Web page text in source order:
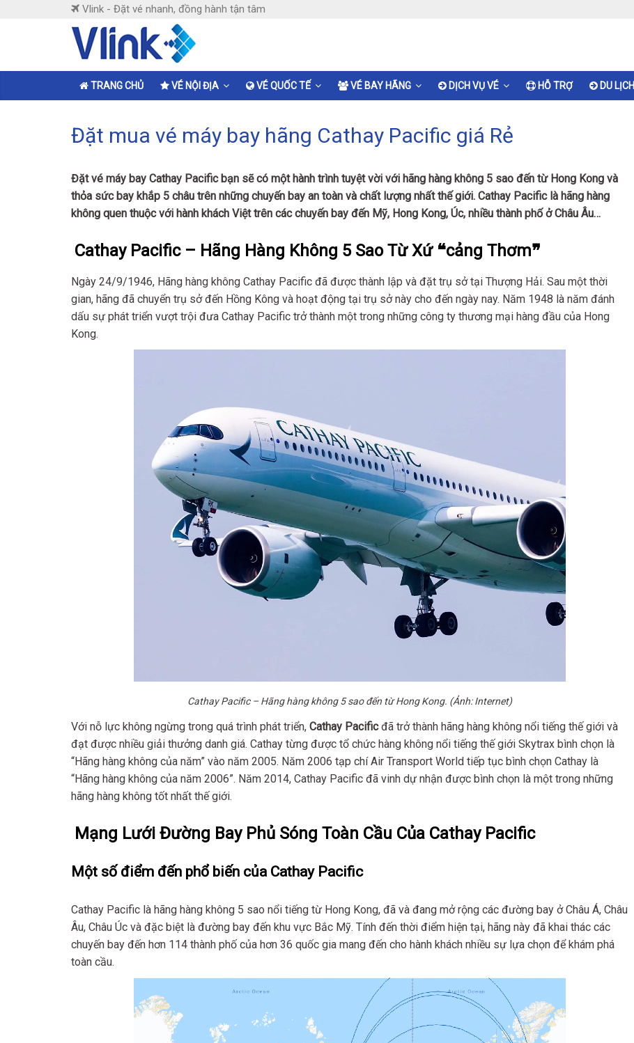
Vlink - Đặt vé nhanh, đồng hành tận tâm
Vlink
Đặt
vé
đồng
tâm
TRANG CHỦ VÉ NỘI ĐỊA VÉ QUỐC TẾ VÉ BAY HÃNG DỊCH VỤ VÉ HỖ TRỢ DU LỊCH
Đặt mua vé máy bay hãng Cathay Pacific giá Rẻ
Đặt vé máy bay Cathay Pacific bạn sẽ có một hành trình tuyệt vời với hãng hàng không 5 sao đến từ Hong Kong và
thỏa sức bay khắp 5 châu trên những chuyến bay an toàn và chất lượng nhất thế giới. Cathay Pacific là hãng hàng
không quen thuộc với hành khách Việt trên các chuyến bay đến Mỹ, Hong Kong, Úc, nhiều thành phố ở Châu Âu…
Cathay Pacific – Hãng Hàng Không 5 Sao Từ Xứ ❝cảng Thơm❞
Ngày 24/9/1946, Hãng hàng không Cathay Pacific đã được thành lập và đặt trụ sở tại Thượng Hải. Sau một thời
gian, hãng đã chuyển trụ sở đến Hồng Kông và hoạt động tại trụ sở này cho đến ngày nay. Năm 1948 là năm đánh
dấu sự phát triển vượt trội đưa Cathay Pacific trở thành một trong những công ty thương mại hàng đầu của Hong
Kong.
Cathay Pacific – Hãng hàng không 5 sao đến từ Hong Kong. (Ảnh: Internet)
Với nỗ lực không ngừng trong quá trình phát triển, Cathay Pacificđã trở thành hãng hàng không nổi tiếng thế giới và
đạt được nhiều giải thưởng danh giá. Cathay từng được tổ chức hàng không nổi tiếng thế giới Skytrax bình chọn là
“Hãng hàng không của năm” vào năm 2005. Năm 2006 tạp chí Air Transport World tiếp tục bình chọn Cathay là
“Hãng hàng không của năm 2006”. Năm 2014, Cathay Pacific đã vinh dự nhận được bình chọn là một trong những
hãng hàng không tốt nhất thế giới.
Mạng Lưới Đường Bay Phủ Sóng Toàn Cầu Của Cathay Pacific
Một số điểm đến phổ biến của Cathay Pacific
Cathay Pacific là hãng hàng không 5 sao nổi tiếng từ Hong Kong, đã và đang mở rộng các đường bay ở Châu Á, Châu
Âu, Châu Úc và đặc biệt là đường bay đến khu vực Bắc Mỹ. Tính đến thời điểm hiện tại, hãng này đã khai thác các
chuyến bay đến hơn 114 thành phố của hơn 36 quốc gia mang đến cho hành khách nhiều sự lựa chọn để khám phá
toàn cầu.